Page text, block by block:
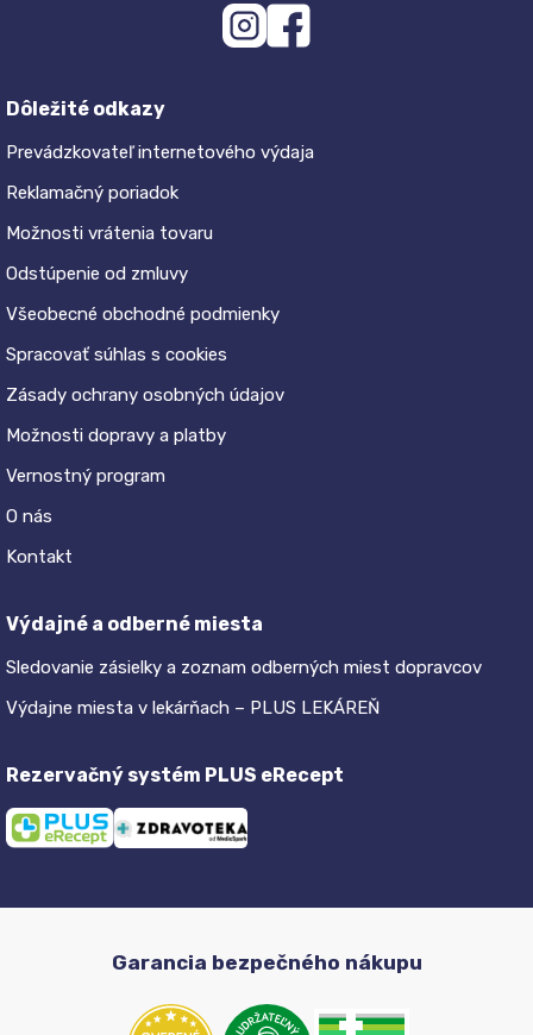
Dôležité odkazy
Prevádzkovateľ internetového výdaja
Reklamačný poriadok
Možnosti vrátenia tovaru
Odstúpenie od zmluvy
Všeobecné obchodné podmienky
Spracovať súhlas s cookies
Zásady ochrany osobných údajov
Možnosti dopravy a platby
Vernostný program
O nás
Kontakt
Výdajné a odberné miesta
Sledovanie zásielky a zoznam odberných miest dopravcov
Výdajne miesta v lekárňach – PLUS LEKÁREŇ
Rezervačný systém PLUS eRecept
Garancia bezpečného nákupu